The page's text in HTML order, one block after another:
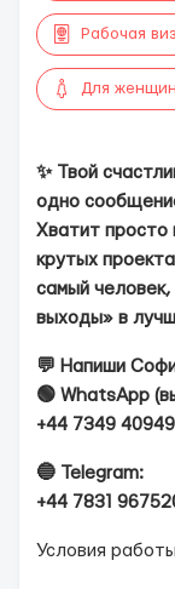
Рабочая
Для женщин
✨ Твой
одно
Хватит просто
крутых
самый
выходы» в
💬 Напиши
🟢 WhatsApp
+44 7349
🔵 Telegram:
+44 7831
Условия